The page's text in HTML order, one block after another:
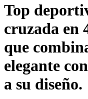
Top
cruzada en
que
elegante
a su diseño.